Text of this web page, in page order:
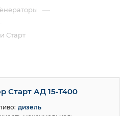
—
Старт
Старт АД 15-Т400
дизель